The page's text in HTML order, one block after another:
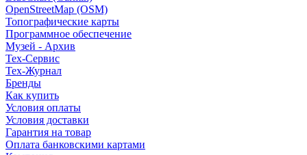
OpenStreetMap (OSM)
Топографические карты
Программное обеспечение
Музей - Архив
Tex-Сервис
Тех-Журнал
Бренды
Как купить
Условия оплаты
Условия доставки
Гарантия на товар
Оплата банковскими картами